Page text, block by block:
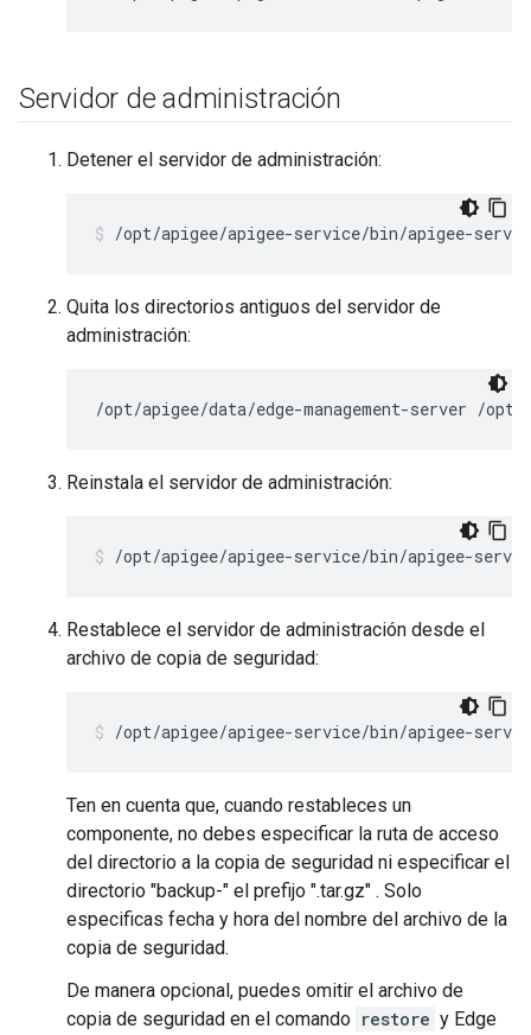
Servidor de administración
Detener el servidor de administración:
/opt/apigee/apigee-service/bin/apigee-
Quita los directorios antiguos del servidor de
administración:
/opt/apigee/data/edge-management-server /opt/
Reinstala el servidor de administración:
/opt/apigee/apigee-service/bin/apigee-
Restablece el servidor de administración desde el
archivo de copia de seguridad:
/opt/apigee/apigee-service/bin/apigee-
Ten en cuenta que, cuando restableces un
componente, no debes especificar la ruta de acceso
del directorio a la copia de seguridad ni especificar el
directorio "backup-" el prefijo ".tar.gz" . Solo
especificas fecha y hora del nombre del archivo de la
copia de seguridad.
De manera opcional, puedes omitir el archivo de
copia de seguridad en el comando restore y Edge